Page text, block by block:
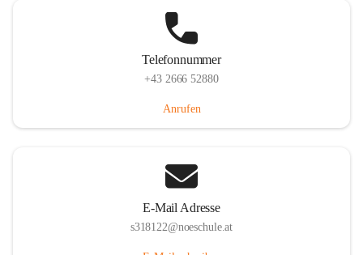
Telefonnummer
+43 2666 52880
Anrufen
E-Mail Adresse
s318122@noeschule.at